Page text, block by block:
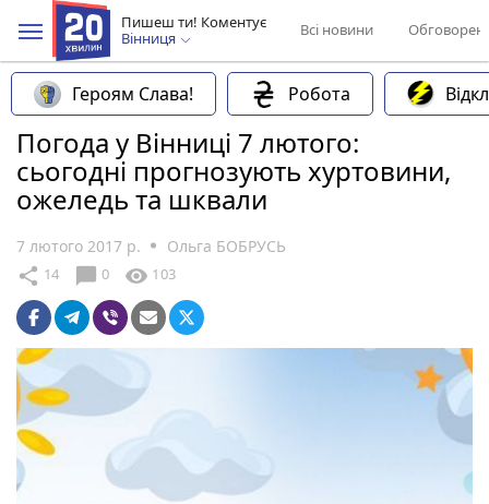
Пишеш ти! Коментує
Вінниця
Всі новини
Героям Слава! Робота
Погода у Вінниці 7 лютого:
сьогодні прогнозують хуртовини,
ожеледь та шквали
7 лютого 2017 р. Ольга БОБРУСЬ
share 14 chat_bubble 0 visibility 103